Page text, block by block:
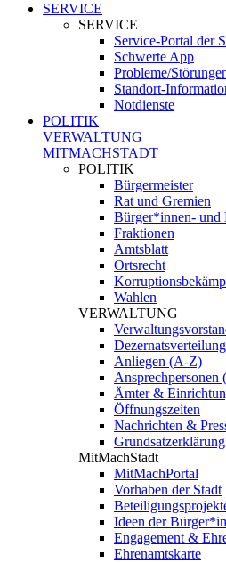
SERVICE
SERVICE
Service-Portal der
Schwerte App
Probleme/
Standort-
Notdienste
POLITIK
VERWALTUNG
MITMACHSTADT
POLITIK
Bürgermeister
Rat und Gremien
Bürger*innen- und
Fraktionen
Amtsblatt
Ortsrecht
Wahlen
VERWALTUNG
Anliegen (A-Z)
Ansprechpersonen
Ämter &
Öffnungszeiten
Nachrichten &
MitMachStadt
MitMachPortal
Vorhaben der Stadt
Ideen der
Engagement &
Ehrenamtskarte